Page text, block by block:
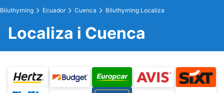
Biluthyrning Ecuador Cuenca Biluthyrning Localiza
Localiza i Cuenca